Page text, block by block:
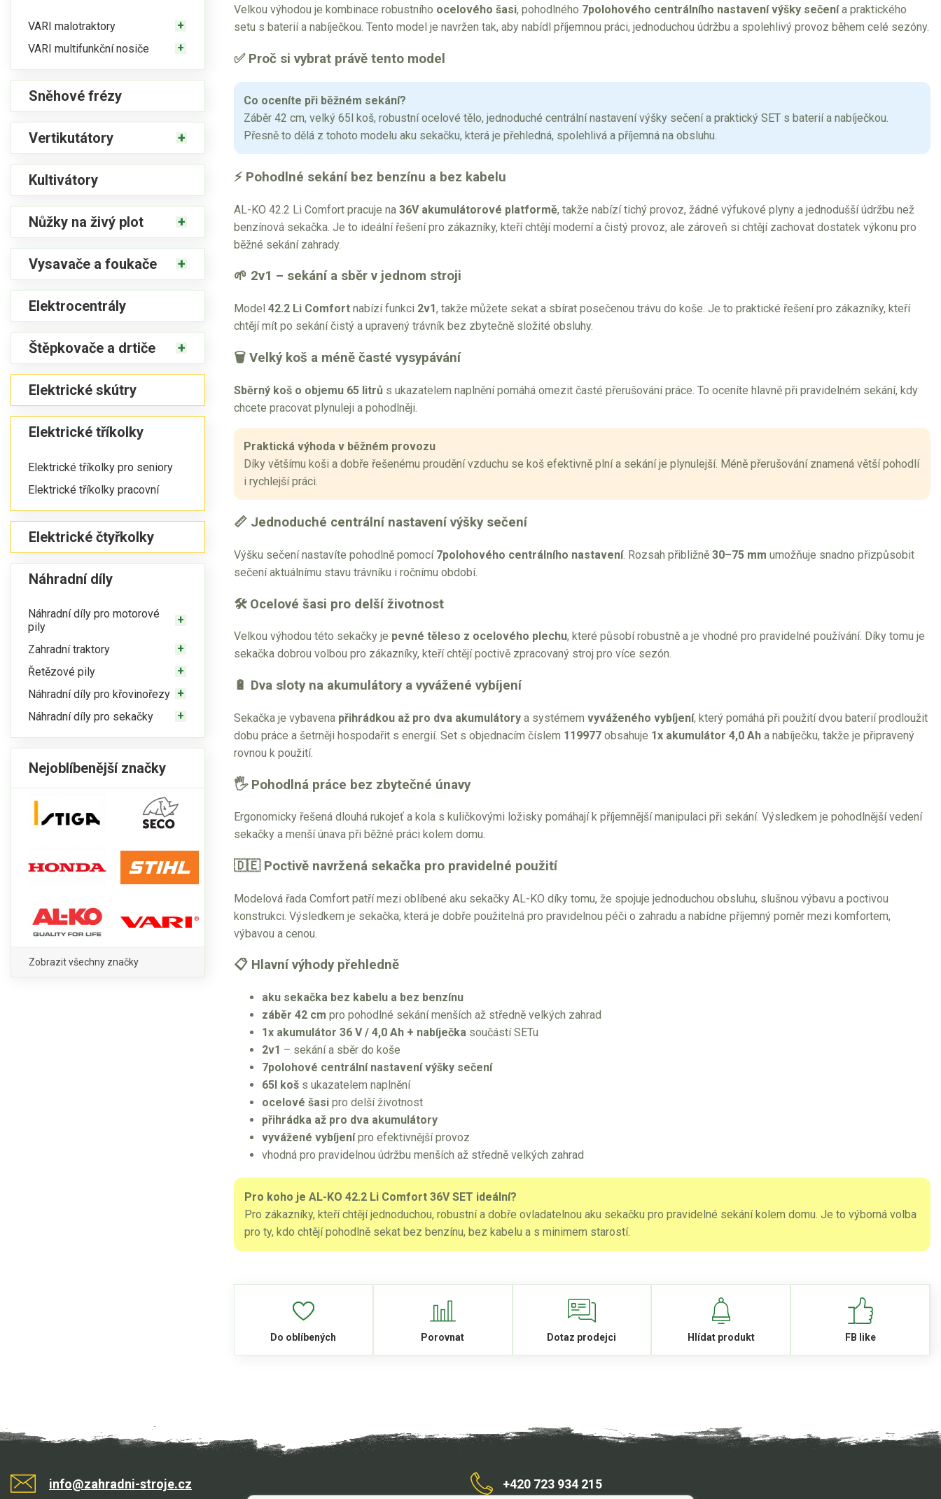
VARI malotraktory
VARI multifunkční nosiče
Sněhové frézy
Vertikutátory
Kultivátory
Nůžky na živý plot
Vysavače a foukače
Elektrocentrály
Štěpkovače a drtiče
Elektrické skútry
Elektrické tříkolky
Elektrické tříkolky pro seniory
Elektrické tříkolky pracovní
Elektrické čtyřkolky
Náhradní díly
Náhradní díly pro motorové
pily
Zahradní traktory
Řetězové pily
Náhradní díly pro křovinořezy
Náhradní díly pro sekačky
Nejoblíbenější značky
Zobrazit všechny značky
Velkou výhodou je kombinace robustního ocelového šasi, pohodlného 7polohového centrálního nastavení výšky sečenía praktického
setu s baterií a nabíječkou. Tento model je navržen tak, aby nabídl příjemnou práci, jednoduchou údržbu a spolehlivý provoz během celé sezóny.
✅ Proč si vybrat právě tento model
Co oceníte při běžném sekání?
Záběr 42 cm, velký 65l koš, robustní ocelové tělo, jednoduché centrální nastavení výšky sečení a praktický SET s baterií a nabíječkou.
Přesně to dělá z tohoto modelu aku sekačku, která je přehledná, spolehlivá a příjemná na obsluhu.
⚡ Pohodlné sekání bez benzínu a bez kabelu
AL-KO 42.2 Li Comfort pracuje na 36V akumulátorové platformě, takže nabízí tichý provoz, žádné výfukové plyny a jednodušší údržbu než
benzínová sekačka. Je to ideální řešení pro zákazníky, kteří chtějí moderní a čistý provoz, ale zároveň si chtějí zachovat dostatek výkonu pro
běžné sekání zahrady.
🌱 2v1 – sekání a sběr v jednom stroji
Model 42.2 Li Comfort nabízí funkci 2v1, takže můžete sekat a sbírat posečenou trávu do koše. Je to praktické řešení pro zákazníky, kteří
chtějí mít po sekání čistý a upravený trávník bez zbytečně složité obsluhy.
🗑 Velký koš a méně časté vysypávání
Sběrný koš o objemu 65 litrů s ukazatelem naplnění pomáhá omezit časté přerušování práce. To oceníte hlavně při pravidelném sekání, kdy
chcete pracovat plynuleji a pohodlněji.
Praktická výhoda v běžném provozu
Díky většímu koši a dobře řešenému proudění vzduchu se koš efektivně plní a sekání je plynulejší. Méně přerušování znamená větší pohodlí
i rychlejší práci.
📏 Jednoduché centrální nastavení výšky sečení
Výšku sečení nastavíte pohodlně pomocí 7polohového centrálního nastavení. Rozsah přibližně 30–75 mm umožňuje snadno přizpůsobit
sečení aktuálnímu stavu trávníku i ročnímu období.
🛠 Ocelové šasi pro delší životnost
Velkou výhodou této sekačky je pevné těleso z ocelového plechu, které působí robustně a je vhodné pro pravidelné používání. Díky tomu je
sekačka dobrou volbou pro zákazníky, kteří chtějí poctivě zpracovaný stroj pro více sezón.
🔋 Dva sloty na akumulátory a vyvážené vybíjení
Sekačka je vybavena přihrádkou až pro dva akumulátory a systémem vyváženého vybíjení, který pomáhá při použití dvou baterií prodloužit
dobu práce a šetrněji hospodařit s energií. Set s objednacím číslem 119977 obsahuje 1x akumulátor 4,0 Ah a nabíječku, takže je připravený
rovnou k použití.
🖐 Pohodlná práce bez zbytečné únavy
Ergonomicky řešená dlouhá rukojeť a kola s kuličkovými ložisky pomáhají k příjemnější manipulaci při sekání. Výsledkem je pohodlnější vedení
sekačky a menší únava při běžné práci kolem domu.
🇩🇪 Poctivě navržená sekačka pro pravidelné použití
Modelová řada Comfort patří mezi oblíbené aku sekačky AL-KO díky tomu, že spojuje jednoduchou obsluhu, slušnou výbavu a poctivou
konstrukci. Výsledkem je sekačka, která je dobře použitelná pro pravidelnou péči o zahradu a nabídne příjemný poměr mezi komfortem,
výbavou a cenou.
📋 Hlavní výhody přehledně
aku sekačka bez kabelu a bez benzínu
záběr 42 cm pro pohodlné sekání menších až středně velkých zahrad
1x akumulátor 36 V / 4,0 Ah + nabíječka součástí SETu
2v1 – sekání a sběr do koše
7polohové centrální nastavení výšky sečení
65l koš s ukazatelem naplnění
ocelové šasi pro delší životnost
přihrádka až pro dva akumulátory
vyvážené vybíjenípro efektivnější provoz
vhodná pro pravidelnou údržbu menších až středně velkých zahrad
Pro koho je AL-KO 42.2 Li Comfort 36V SET ideální?
Pro zákazníky, kteří chtějí jednoduchou, robustní a dobře ovladatelnou aku sekačku pro pravidelné sekání kolem domu. Je to výborná volba
pro ty, kdo chtějí pohodlně sekat bez benzínu, bez kabelu a s minimem starostí.
Do oblíbených Porovnat Dotaz prodejci Hlídat produkt FB like
info@zahradni-stroje.cz +420 723 934 215